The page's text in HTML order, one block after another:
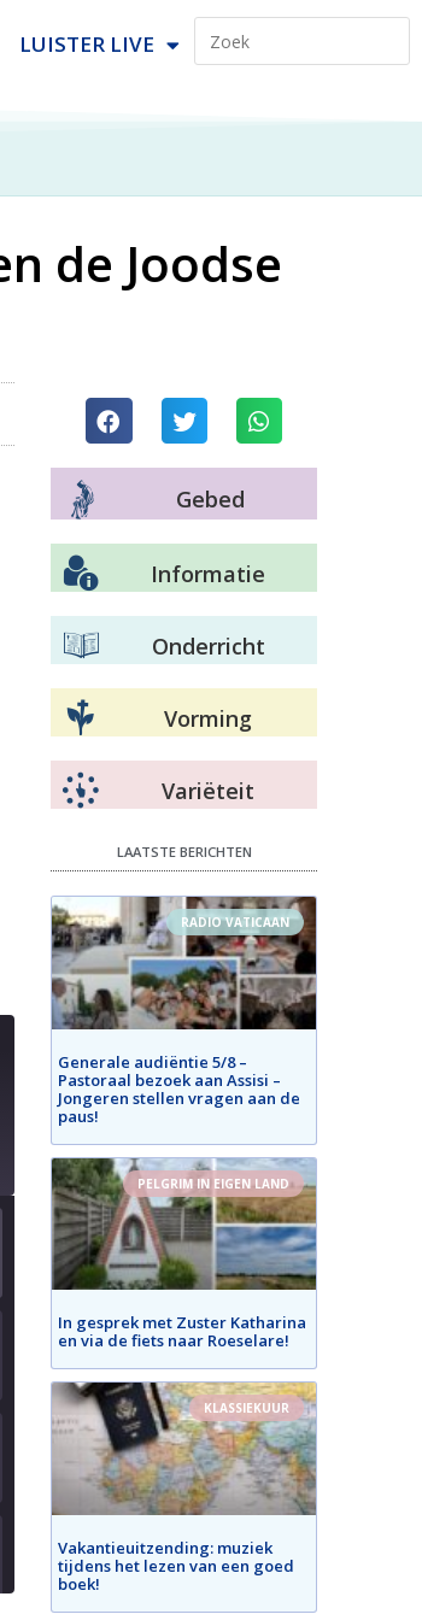
LUISTER LIVE
de Joodse
Gebed
Informatie
Onderricht
Vorming
Variëteit
LAATSTE BERICHTEN
RADIO VATICAAN
Generale audiëntie 5/8 –
Pastoraal bezoek aan Assisi –
Jongeren stellen vragen aan de
paus!
PELGRIM IN EIGEN LAND
In gesprek met Zuster Katharina
en via de fiets naar Roeselare!
KLASSIEKUUR
Vakantieuitzending: muziek
tijdens het lezen van een goed
boek!